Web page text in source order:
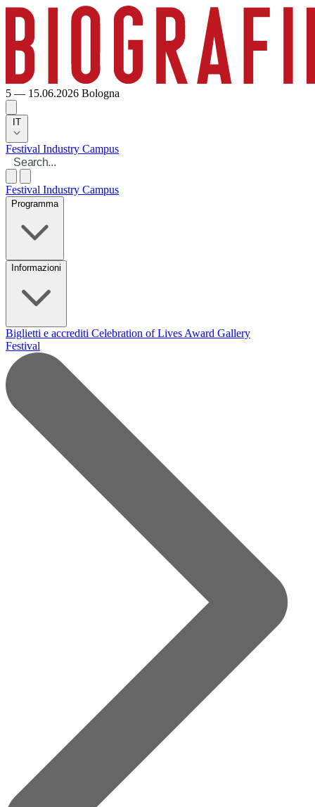
5 — 15.06.2026 Bologna
IT
Festival Industry Campus
Festival Industry Campus
Programma
Informazioni
Biglietti e accrediti Celebration of Lives Award Gallery
Festival